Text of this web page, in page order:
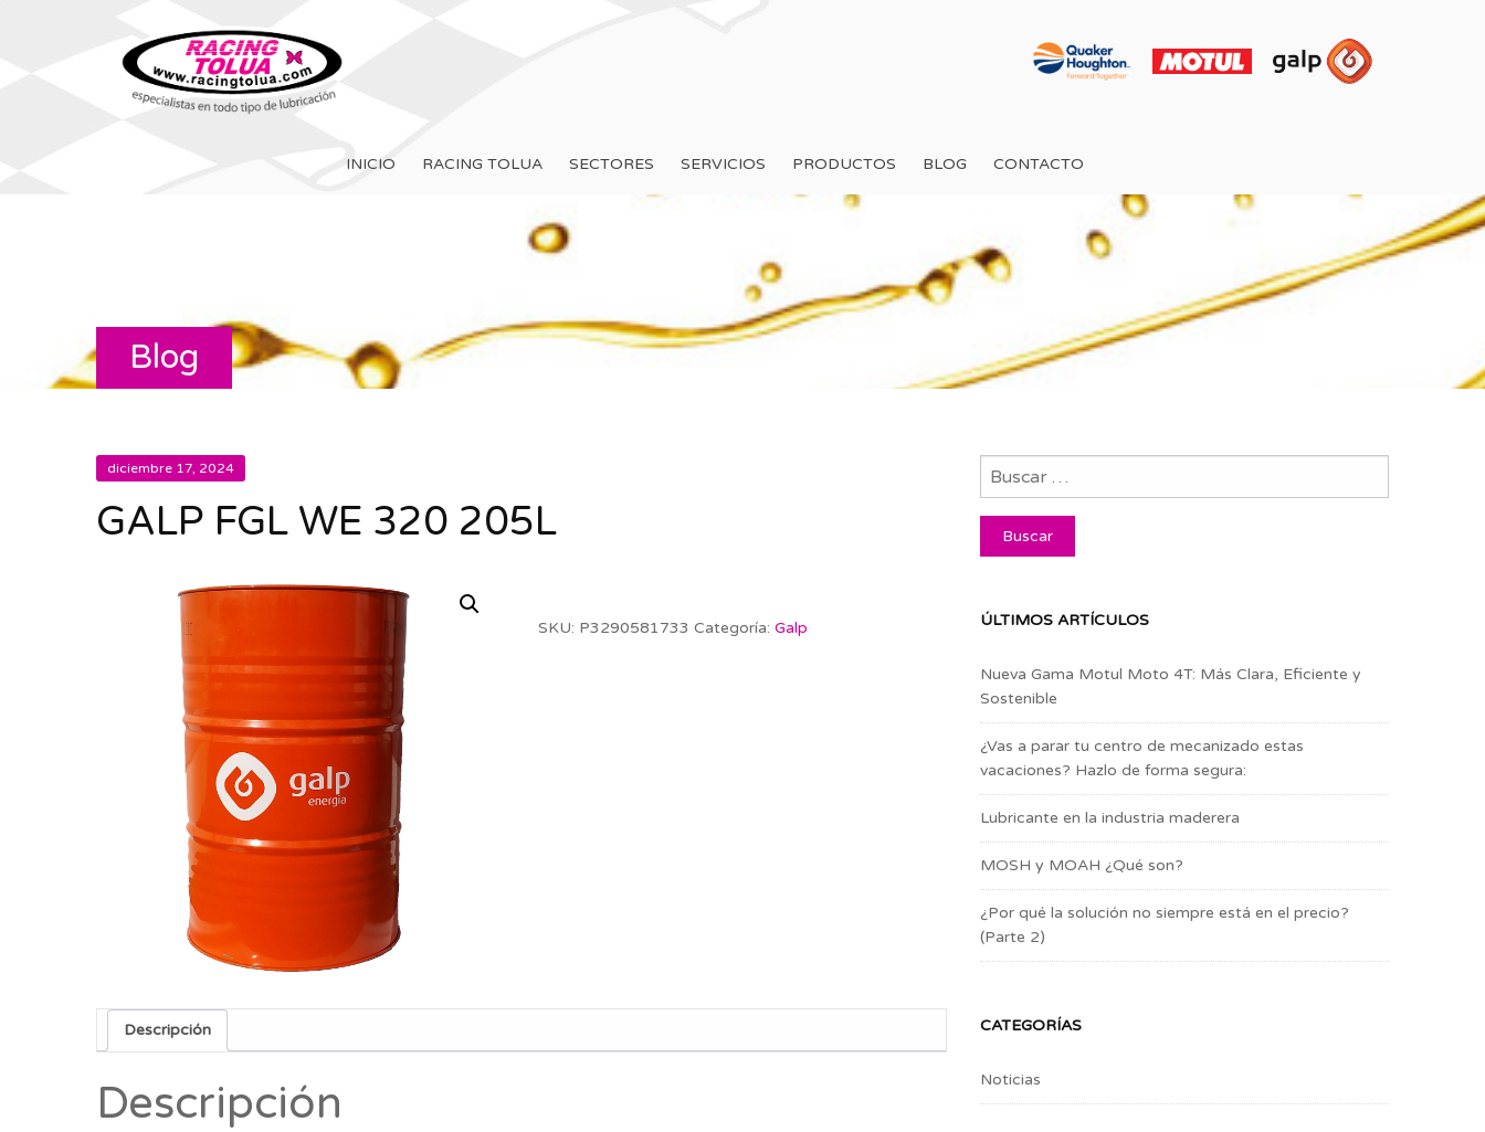
INICIO RACING TOLUA SECTORES SERVICIOS PRODUCTOS BLOG CONTACTO
Blog
diciembre 17, 2024
GALP FGL WE 320 205L
SKU: P3290581733 Categoría:Galp
Descripción
Descripción
ÚLTIMOS ARTÍCULOS
Nueva Gama Motul Moto 4T: Más Clara, Eficiente y
Sostenible
¿Vas a parar tu centro de mecanizado estas
vacaciones? Hazlo de forma segura:
Lubricante en la industria maderera
MOSH y MOAH ¿Qué son?
¿Por qué la solución no siempre está en el precio?
(Parte 2)
CATEGORÍAS
Noticias